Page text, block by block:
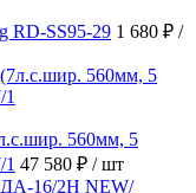
RD-SS95-29 1 680 ₽ /
560мм, 5
47 580 ₽ / шт